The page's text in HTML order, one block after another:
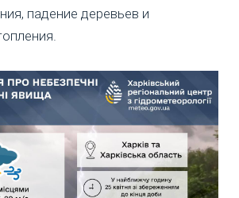
падение деревьев и